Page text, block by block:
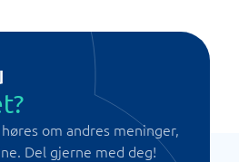
om andres meninger,
Del gjerne med deg!